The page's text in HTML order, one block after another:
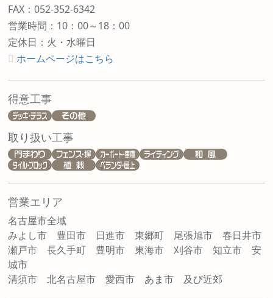
FAX：052-352-6342
営業時間：10：00～18：00
定休日：火・水曜日
ホームページはこちら
得意工事
取り扱い工事
営業エリア
名古屋市全域
みよし市 豊田市 日進市 東郷町 尾張旭市 春日井市
瀬戸市 長久手町 豊明市 東海市 刈谷市 知立市 安
城市
清須市 北名古屋市 愛西市 あま市 及び近郊